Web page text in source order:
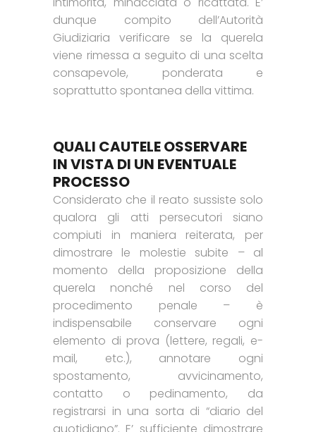
dunque compito dell’Autorità
Giudiziaria verificare se la querela
viene rimessa a seguito di una scelta
consapevole, ponderata e
soprattutto spontanea della vittima.
QUALI CAUTELE OSSERVARE
IN VISTA DI UN EVENTUALE
PROCESSO
Considerato che il reato sussiste solo
qualora gli atti persecutori siano
compiuti in maniera reiterata, per
dimostrare le molestie subite – al
momento della proposizione della
querela nonché nel corso del
procedimento penale – è
indispensabile conservare ogni
elemento di prova (lettere, regali, e-
mail, etc.), annotare ogni
spostamento, avvicinamento,
contatto o pedinamento, da
registrarsi in una sorta di “diario del
quotidiano”. E’ sufficiente dimostrare